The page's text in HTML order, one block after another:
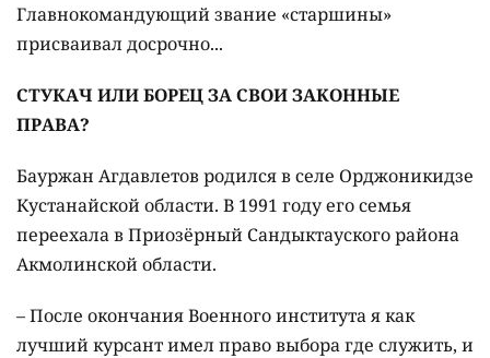
Главнокомандующий звание «старшины»
присваивал досрочно...
СТУКАЧ ИЛИ БОРЕЦ ЗА СВОИ ЗАКОННЫЕ
ПРАВА?
Бауржан Агдавлетов родился в селе Орджоникидзе
Кустанайской области. В 1991 году его семья
переехала в Приозёрный Сандыктауского района
Акмолинской области.
– После окончания Военного института я как
лучший курсант имел право выбора где служить, и